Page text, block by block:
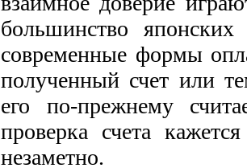
большинство
современные формы
полученный счет или
его по-прежнему
проверка счета
незаметно.